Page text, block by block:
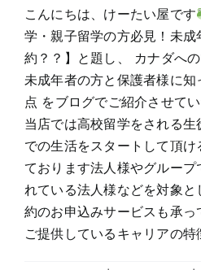
こんにちは、けーたい屋です
学・親子留学の方必見！未
約？？】と題し、 カナダへ
未成年者の方と保護者様に
点 をブログでご紹介させて
当店では高校留学をされる
での生活をスタートして頂
ております法人様やグループ
れている法人様などを対象
約のお申込みサービスも承っ
ご提供しているキャリアの